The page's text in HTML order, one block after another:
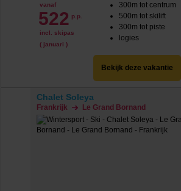
vanaf
522 p.p.
incl. skipas
( januari )
300m tot centrum
500m tot skilift
300m tot piste
logies
Bekijk deze vakantie
Chalet Soleya
Frankrijk Le Grand Bornand